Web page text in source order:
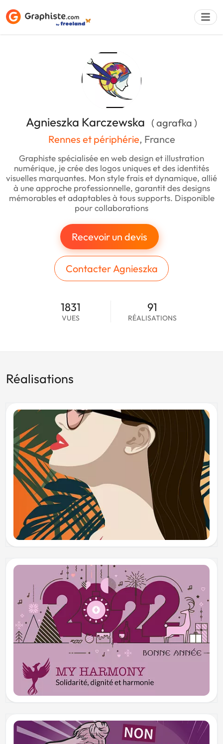
Agnieszka Karczewska ( agrafka )
Rennes et périphérie, France
Graphiste spécialisée en web design et illustration
numérique, je crée des logos uniques et des identités
visuelles marquantes. Mon style frais et dynamique, allié
à une approche professionnelle, garantit des designs
mémorables et adaptables à tous supports. Disponible
pour collaborations
Recevoir un devis
Contacter Agnieszka
1831
VUES
91
RÉALISATIONS
Réalisations